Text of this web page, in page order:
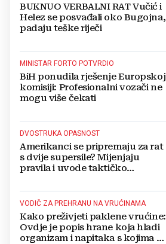
BUKNUO VERBALNI RAT Vučić i
Helez se posvađali oko Bugojna,
padaju teške riječi
MINISTAR FORTO POTVRDIO
BiH ponudila rješenje Europskoj
komisiji: Profesionalni vozači ne
mogu više čekati
DVOSTRUKA OPASNOST
Amerikanci se pripremaju za rat
s dvije supersile? Mijenjaju
pravila i uvode taktičko
VODIČ ZA PREHRANU NA VRUĆINAMA
Kako preživjeti paklene vrućine:
Ovdje je popis hrane koja hladi
organizam i napitaka s kojima si